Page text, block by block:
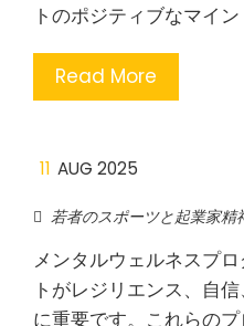
トのポジティブなマイ
Read More
11 AUG 2025
若者のスポーツと起業家精
メンタルウェルネスプ
トがレジリエンス、自
に重要です。これらの